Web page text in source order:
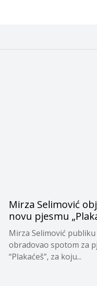
Mirza Selimović
novu pjesmu
Mirza Selimović publiku
obradovao spotom za
“Plakaćeš”, za koju...